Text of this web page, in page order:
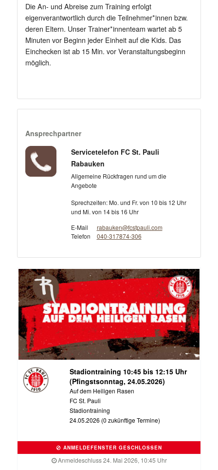
Die An- und Abreise zum Training erfolgt
eigenverantwortlich durch die Teilnehmer*innen bzw.
deren Eltern. Unser Trainer*innenteam wartet ab 5
Minuten vor Beginn jeder Einheit auf die Kids. Das
Einchecken ist ab 15 Min. vor Veranstaltungsbeginn
möglich.
Ansprechpartner
Servicetelefon FC St. Pauli
Rabauken
Allgemeine Rückfragen rund um die
Angebote
Sprechzeiten: Mo. und Fr. von 10 bis 12 Uhr
und Mi. von 14 bis 16 Uhr
E-Mail
rabauken@fcstpauli.com
Telefon
040-317874-306
Stadiontraining 10:45 bis 12:15 Uhr
(Pfingstsonntag, 24.05.2026)
Auf dem Heiligen Rasen
FC St. Pauli
Stadiontraining
24.05.2026 (0 zukünftige Termine)
ANMELDEFENSTER GESCHLOSSEN
Anmeldeschluss 24. Mai 2026, 10:45 Uhr